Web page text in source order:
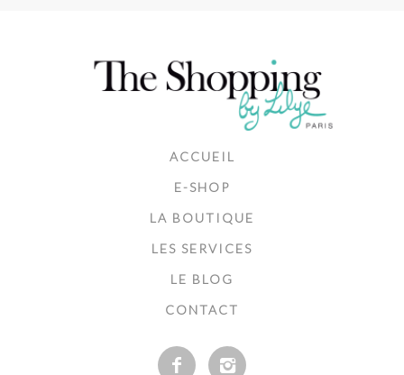
ACCUEIL
E-SHOP
LA BOUTIQUE
LES SERVICES
LE BLOG
CONTACT